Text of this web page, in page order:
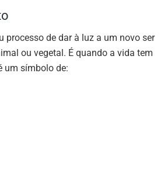
processo de dar à luz a um novo ser
ou vegetal. É quando a vida tem
um símbolo de: